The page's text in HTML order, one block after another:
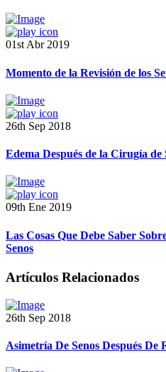
01st Abr 2019
Momento de la Revisión de los
26th Sep 2018
Edema Después de la Cirugía de
09th Ene 2019
Las Cosas Que Debe Saber
Senos
Artículos Relacionados
26th Sep 2018
Asimetría De Senos Después De